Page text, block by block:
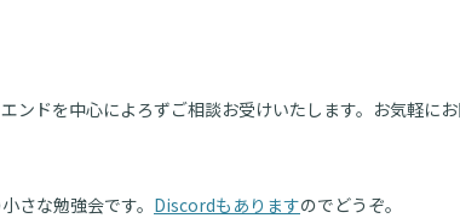
ンドを中心によろずご相談お受けいたします。お気軽にお
さな勉強会です。 Discordもありますのでどうぞ。